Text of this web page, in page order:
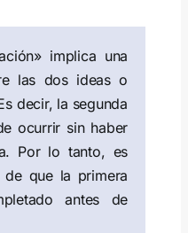
implica una
las dos ideas o
decir, la segunda
ocurrir sin haber
Por lo tanto, es
de que la primera
antes de